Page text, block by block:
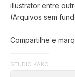
illustrator entre
(Arquivos sem
Compartilhe e
STUDIO KAKO